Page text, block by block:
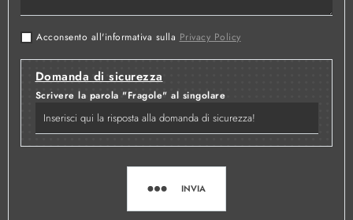
Acconsento all'informativa sulla Privacy Policy
Domanda di sicurezza
Scrivere la parola "Fragole" al singolare
INVIA